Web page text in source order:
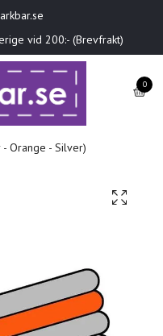
vid 200:- (Brevfrakt)
0
Orange - Silver)